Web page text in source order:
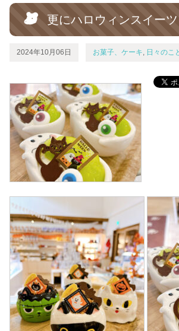
更にハロウィンスイーツ
2024年10月06日 お菓子、ケーキ, 日々のこ